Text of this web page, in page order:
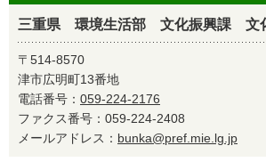
三重県 環境生活部 文化振興課 文
〒514-8570
津市広明町13番地
電話番号： 059-224-2176
ファクス番号：059-224-2408
メールアドレス： bunka@pref.mie.lg.jp